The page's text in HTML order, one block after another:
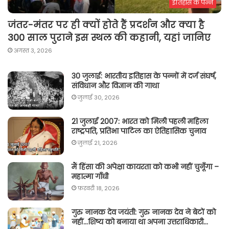
इतिहास के पन्ने
जंतर-मंतर पर ही क्यों होते हैं प्रदर्शन और क्या है
300 साल पुराने इस स्थल की कहानी, यहां जानिए
अगस्त 3, 2026
30 जुलाई: भारतीय इतिहास के पन्नों में दर्ज संघर्ष,
संविधान और विज्ञान की गाथा
जुलाई 30, 2026
21 जुलाई 2007: भारत को मिली पहली महिला
राष्ट्रपति, प्रतिभा पाटिल का ऐतिहासिक चुनाव
जुलाई 21, 2026
मैं हिंसा की अपेक्षा कायरता को कभी नहीं चुनूँगा –
महात्मा गाँधी
फ़रवरी 18, 2026
गुरु नानक देव जयंती: गुरु नानक देव ने बेटों को
नहीं…शिष्य को बनाया था अपना उत्तराधिकारी…